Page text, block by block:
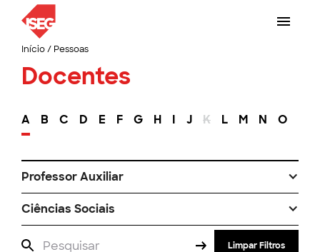
Início/ Pessoas
Docentes
A B C D E F G H I J K L M N O
Professor Auxiliar
Ciências Sociais
Limpar Filtros